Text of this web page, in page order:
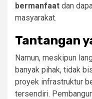
bermanfaat dan
masyarakat.
Tantangan
Namun, meskipun
banyak pihak, tidak
proyek infrastruktur
tersendiri.